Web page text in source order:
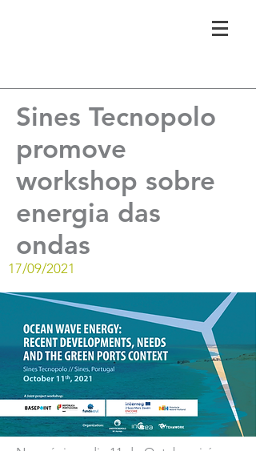
Sines Tecnopolo
promove
workshop sobre
energia das
ondas
17/09/2021